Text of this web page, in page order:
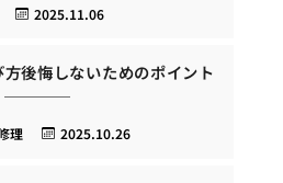
2025.11.06
後悔しないためのポイント
2025.10.26
理